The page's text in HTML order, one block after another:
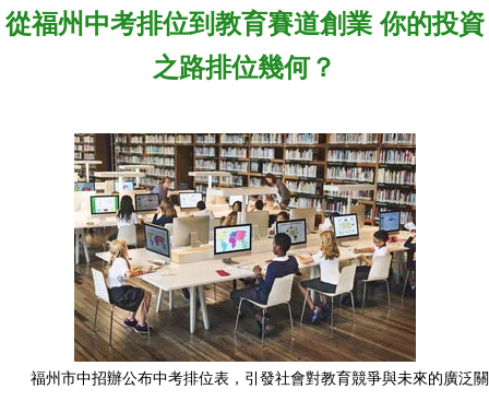
從福州中考排位到教育賽道創業 你的投資
之路排位幾何？
福州市中招辦公布中考排位表，引發社會對教育競爭與未來的廣泛關